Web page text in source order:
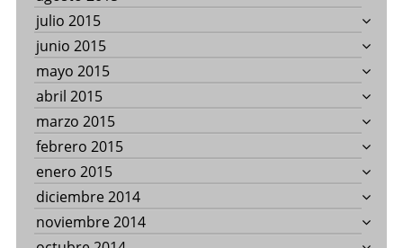
julio 2015
junio 2015
mayo 2015
abril 2015
marzo 2015
febrero 2015
enero 2015
diciembre 2014
noviembre 2014